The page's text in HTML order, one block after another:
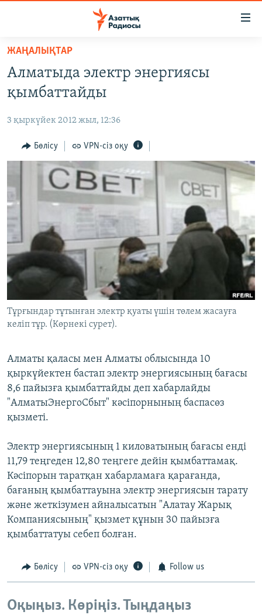
Skip
main
content
to
Navigation
Skip
Search
САЯСАТ
ҚАҢТАР ОҚИҒАСЫ
АДАМ ҚҰҚЫҚТАРЫ
ӘЛЕУМЕТ
ӘЛЕМ
АРНАЙЫ ЖОБАЛАР
Русский
ЖАЗЫЛЫҢЫЗ
Басқа тілдерде
ЖАҢАЛЫҚТАР
Алматыда электр энергиясы
қымбаттайды
3 қыркүйек 2012 жыл, 12:36
Бөлісу VPN-сіз оқу
Тұрғындар тұтынған электр қуаты үшін төлем жасауға
келіп тұр. (Көрнекі сурет).
Алматы қаласы мен Алматы облысында 10
қыркүйектен бастап электр энергиясының бағасы
8,6 пайызға қымбаттайды деп хабарлайды
"АлматыЭнергоСбыт" кәсіпорнының баспасөз
қызметі.
Электр энергиясының 1 киловатының бағасы енді
11,79 теңгеден 12,80 теңгеге дейін қымбаттамақ.
Кәсіпорын таратқан хабарламаға қарағанда,
бағаның қымбаттауына электр энергиясын тарату
және жеткізумен айналысатын "Алатау Жарық
Компаниясының" қызмет құнын 30 пайызға
қымбаттатуы себеп болған.
Бөлісу VPN-сіз оқу Follow us
Оқыңыз. Көріңіз. Тыңдаңыз